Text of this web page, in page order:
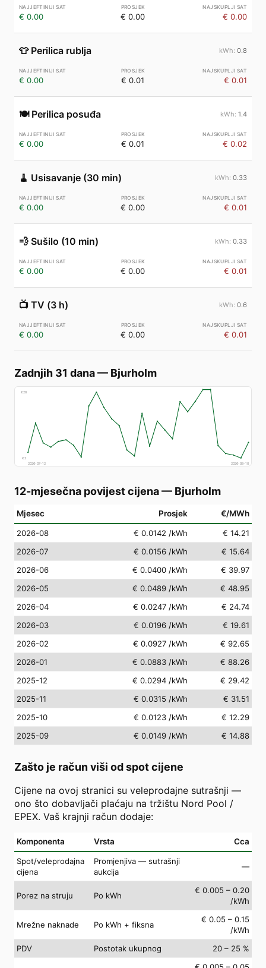
€ 0.00 € 0.00 € 0.00
👕 Perilica rublja 0.8
€ 0.00 € 0.01 € 0.01
🍽️ Perilica posuđa 1.4
€ 0.00 € 0.01 € 0.02
🧹 Usisavanje (30 min) 0.33
€ 0.00 € 0.00 € 0.01
💨 Sušilo (10 min) 0.33
€ 0.00 € 0.00 € 0.01
📺 TV (3 h) 0.6
€ 0.00 € 0.00 € 0.01
Zadnjih 31 dana— Bjurholm
€26
€3
2026-07-12
2026-08-10
12-mjesečna povijest cijena— Bjurholm
Mjesec Prosjek €/MWh
2026-08 € 0.0142 /kWh
€ 14.21
2026-07
€ 0.0156 /kWh
€ 15.64
2026-06
€ 0.0400 /kWh
€ 39.97
2026-05
€ 0.0489 /kWh
€ 48.95
2026-04
€ 0.0247 /kWh
€ 24.74
2026-03
€ 0.0196 /kWh
€ 19.61
2026-02
€ 0.0927 /kWh
€ 92.65
2026-01
€ 0.0883 /kWh
€ 88.26
2025-12
€ 0.0294 /kWh
€ 29.42
2025-11
€ 0.0315 /kWh
€ 31.51
2025-10
€ 0.0123 /kWh
€ 12.29
2025-09
€ 0.0149 /kWh € 14.88
Zašto je račun viši od spot cijene
Cijene na ovoj stranici su veleprodajne sutrašnji —
ono što dobavljači plaćaju na tržištu Nord Pool /
EPEX. Vaš krajnji račun dodaje:
Komponenta Vrsta Cca
Spot/veleprodajna
cijena
Promjenjiva — sutrašnji
aukcija
—
Porez na struju Po kWh
€ 0.005 – 0.20
/kWh
Mrežne naknade Po kWh + fiksna
€ 0.05 – 0.15
/kWh
PDV
Postotak ukupnog 20 – 25 %